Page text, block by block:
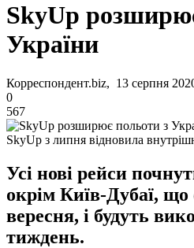
SkyUp
України
Корреспондент.biz, 13 серпня
0
567
SkyUp з липня відновила
Усі нові рейси
окрім Київ-Дубаї, що
вересня, і будуть
тиждень.